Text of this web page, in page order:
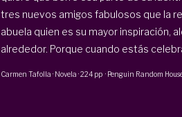
tres nuevos amigos fabulosos que la
abuela quien es su mayor inspiración,
alrededor. Porque cuando estás
Carmen Tafolla · Novela ·224 pp· Penguin Random